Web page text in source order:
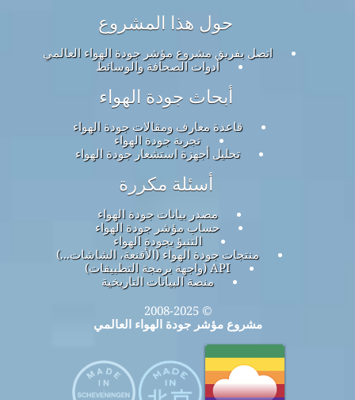
حول هذا المشروع
اتصل بفريق مشروع مؤشر جودة الهواء العالمي
أدوات الصحافة والوسائط
أبحاث جودة الهواء
قاعدة معارف ومقالات جودة الهواء
تجربة جودة الهواء
تحليل أجهزة استشعار جودة الهواء
أسئلة مكررة
مصدر بيانات جودة الهواء
حساب مؤشر جودة الهواء
التنبؤ بجودة الهواء
منتجات جودة الهواء (الأقنعة، الشاشات...)
API (واجهة برمجة التطبيقات)
منصة البيانات التاريخية
© 2008-2025
مشروع مؤشر جودة الهواء العالمي